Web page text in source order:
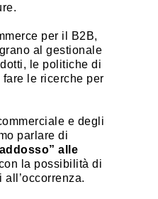
per il B2B,
al gestionale
le politiche di
le ricerche per
e degli
parlare di
alle
la possibilità di